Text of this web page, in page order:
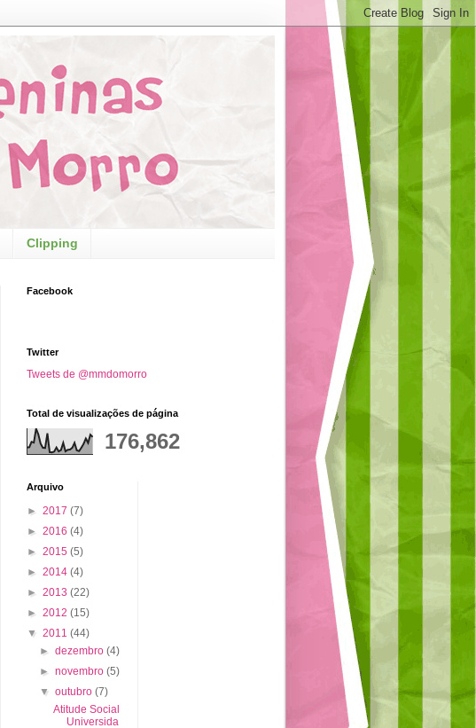
Clipping
Facebook
Twitter
Tweets de @mmdomorro
Total de visualizações de página
176,862
Arquivo
► 2017 (7)
► 2016 (4)
► 2015 (5)
► 2014 (4)
► 2013 (22)
► 2012 (15)
▼ 2011 (44)
►dezembro(4)
►novembro(5)
▼outubro(7)
Atitude Social
Universida